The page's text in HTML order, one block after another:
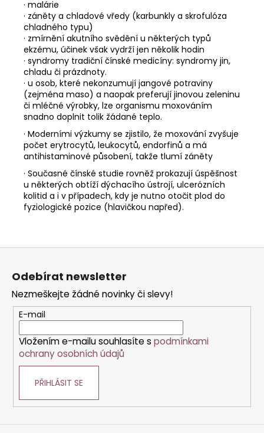
· malárie
· záněty a chladové vředy (karbunkly a skrofulóza
chladného typu)
· zmírnění akutního svědění u některých typů
ekzému, účinek však vydrží jen několik hodin
· syndromy tradiční čínské medicíny: syndromy jin,
chladu či prázdnoty.
· u osob, které nekonzumují jangové potraviny
(zejména maso) a naopak preferují jinovou zeleninu
či mléčné výrobky, lze organismu moxováním
snadno doplnit tolik žádané teplo.
· Moderními výzkumy se zjistilo, že moxování zvyšuje
počet erytrocytů, leukocytů, endorfinů a má
antihistaminové působení, takže tlumí záněty
· Současné čínské studie rovněž prokazují úspěšnost
u některých obtíží dýchacího ústrojí, ulcerózních
kolitid a i v případech, kdy je nutno otočit plod do
fyziologické pozice (hlavičkou napřed).
Z
Odebírat newsletter
Nezmeškejte žádné novinky či slevy!
E-mail
Vložením e-mailu souhlasíte s podmínkami
ochrany osobních údajů
PŘIHLÁSIT SE